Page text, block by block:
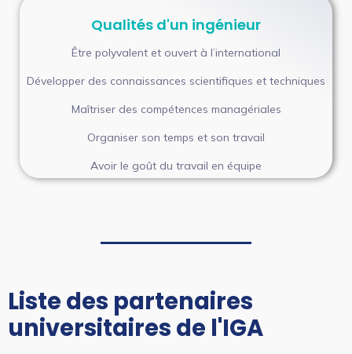
Qualités d'un ingénieur
Être polyvalent et ouvert à l’international
Développer des connaissances scientifiques et techniques
Maîtriser des compétences managériales
Organiser son temps et son travail
Avoir le goût du travail en équipe
Liste des partenaires
universitaires de l'IGA